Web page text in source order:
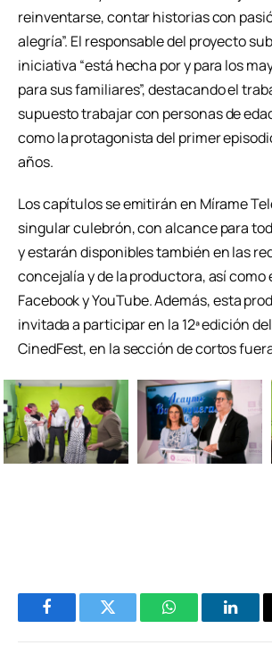
reinventarse, contar historias con
alegría”. El responsable del proyecto
iniciativa “está hecha por y para los
para sus familiares”, destacando el
supuesto trabajar con personas de
como la protagonista del primer
años.
Los capítulos se emitirán en Mírame
singular culebrón, con alcance para
y estarán disponibles también en las
concejalía y de la productora, así como
Facebook y YouTube. Además, esta
invitada a participar en la 12ª edición
CinedFest, en la sección de cortos
FacebookTwitter WhatsApp